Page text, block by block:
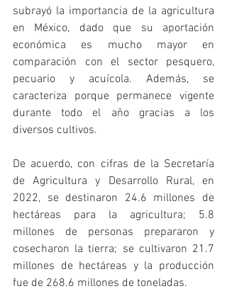
subrayó la importancia de la agricultura
en México, dado que su aportación
económica es mucho mayor en
comparación con el sector pesquero,
pecuario y acuícola. Además, se
caracteriza porque permanece vigente
durante todo el año gracias a los
diversos cultivos.
De acuerdo, con cifras de la Secretaría
de Agricultura y Desarrollo Rural, en
2022, se destinaron 24.6 millones de
hectáreas para la agricultura; 5.8
millones de personas prepararon y
cosecharon la tierra; se cultivaron 21.7
millones de hectáreas y la producción
fue de 268.6 millones de toneladas.